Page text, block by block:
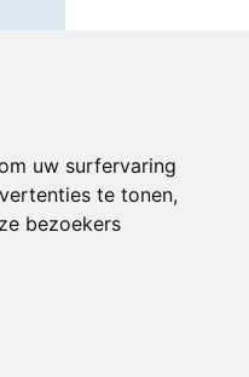
uw surfervaring
te tonen,
bezoekers